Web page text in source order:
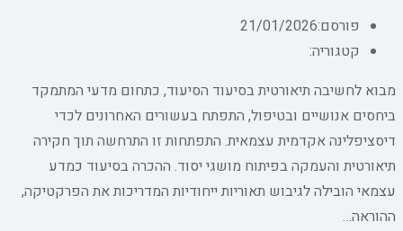
פורסם:21/01/2026
קטגוריה:
מבוא לחשיבה תיאורטית בסיעוד הסיעוד, כתחום מדעי המתמקד
ביחסים אנושיים ובטיפול, התפתח בעשורים האחרונים לכדי
דיסציפלינה אקדמית עצמאית. התפתחות זו התרחשה תוך חקירה
תיאורטית והעמקה בפיתוח מושגי יסוד. ההכרה בסיעוד כמדע
עצמאי הובילה לגיבוש תאוריות ייחודיות המדריכות את הפרקטיקה,
ההוראה…